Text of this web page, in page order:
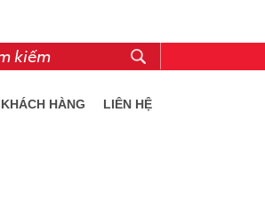
HÀNG LIÊN HỆ